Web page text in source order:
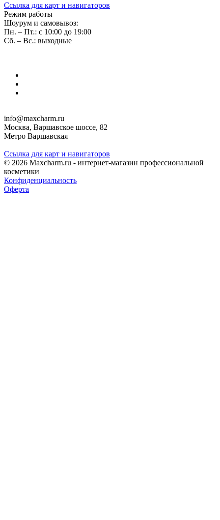
Ссылка для карт и навигаторов
Режим работы
Шоурум и самовывоз:
Пн. – Пт.: с 10:00 до 19:00
Сб. – Вс.: выходные
info@maxcharm.ru
Москва, Варшавское шоссе, 82
Метро Варшавская
Ссылка для карт и навигаторов
© 2026 Maxcharm.ru - интернет-магазин профессиональной
косметики
Конфиденциальность
Оферта